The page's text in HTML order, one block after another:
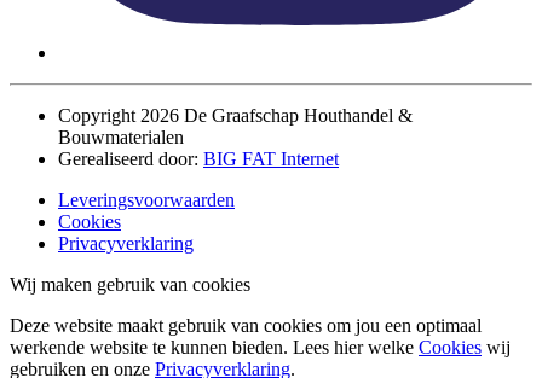
Copyright 2026 De Graafschap Houthandel &
Bouwmaterialen
Gerealiseerd door: BIG FAT Internet
Leveringsvoorwaarden
Cookies
Privacyverklaring
Wij maken gebruik van cookies
Deze website maakt gebruik van cookies om jou een optimaal
werkende website te kunnen bieden. Lees hier welke Cookies wij
gebruiken en onze Privacyverklaring.